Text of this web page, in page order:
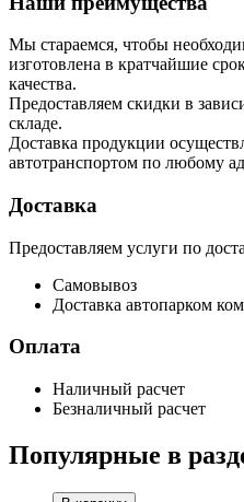
Мы стараемся, чтобы
изготовлена в кратчайшие
качества.
Предоставляем скидки в
складе.
Доставка продукции
автотранспортом по любому
Доставка
Предоставляем услуги по
Самовывоз
Доставка автопарком
Оплата
Наличный расчет
Безналичный расчет
Популярные в